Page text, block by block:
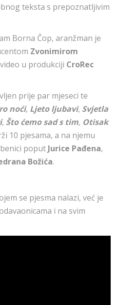
teksta s prepoznatljivim
Borna Čop, aranžman je
Zvonimirom
u produkciji CroRec
prije par mjeseci te
noći, Ljeto ljubavi, Svjetla
, Što ćemo sad s tim, Otisak
10 pjesama, a na njemu
poput Jurice Pađena,
Božića.
se pjesma nalazi, već je
i na svim